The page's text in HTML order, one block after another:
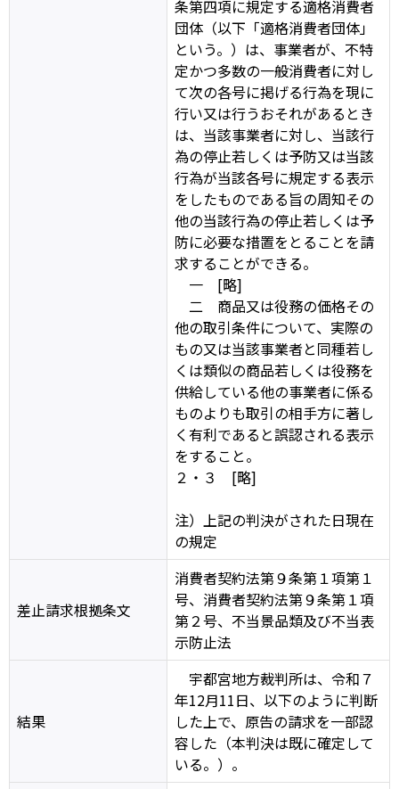
条第四項に規定する適格消費者
団体（以下「適格消費者団体」
という。）は、事業者が、不特
定かつ多数の一般消費者に対し
て次の各号に掲げる行為を現に
行い又は行うおそれがあるとき
は、当該事業者に対し、当該行
為の停止若しくは予防又は当該
行為が当該各号に規定する表示
をしたものである旨の周知その
他の当該行為の停止若しくは予
防に必要な措置をとることを請
求することができる。
一 [略]
二 商品又は役務の価格その
他の取引条件について、実際の
もの又は当該事業者と同種若し
くは類似の商品若しくは役務を
供給している他の事業者に係る
ものよりも取引の相手方に著し
く有利であると誤認される表示
をすること。
２・３ [略]
注）上記の判決がされた日現在
の規定
差止請求根拠条文
消費者契約法第９条第１項第１
号、消費者契約法第９条第１項
第２号、不当景品類及び不当表
示防止法
結果
宇都宮地方裁判所は、令和７
年12月11日、以下のように判断
した上で、原告の請求を一部認
容した（本判決は既に確定して
いる。）。